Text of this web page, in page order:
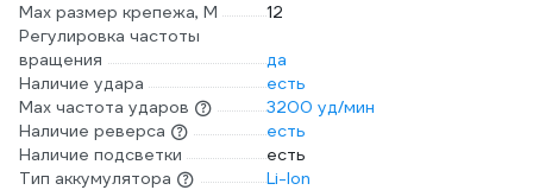
Max размер крепежа, М
12
Регулировка частоты
вращения
да
Наличие удара
есть
Мах частота ударов
3200 уд/мин
Наличие реверса
есть
Наличие подсветки
есть
Тип аккумулятора
Li-Ion